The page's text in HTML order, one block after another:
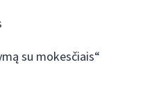
su mokesčiais“